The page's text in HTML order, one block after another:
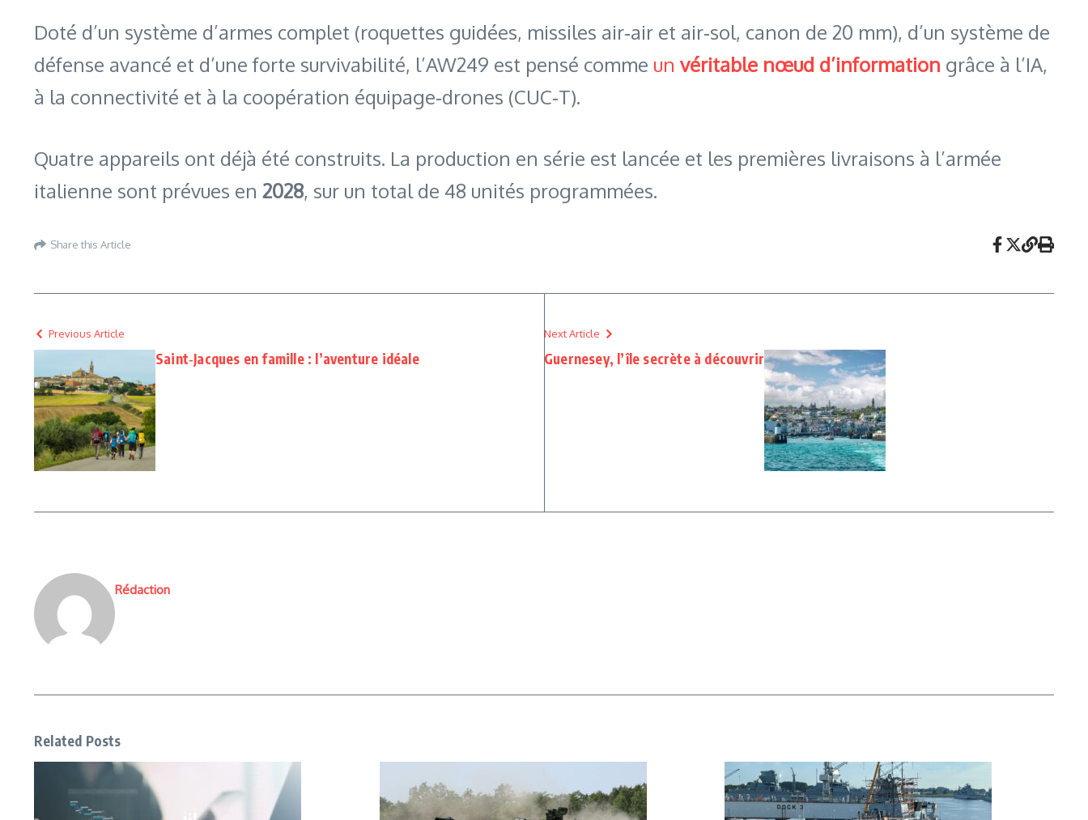
Doté d’un système d’armes complet (roquettes guidées, missiles air‑air et air‑sol, canon de 20 mm), d’un système de
défense avancé et d’une forte survivabilité, l’AW249 est pensé comme un véritable nœud d’information grâce à l’IA,
à la connectivité et à la coopération équipage‑drones (CUC‑T).
Quatre appareils ont déjà été construits. La production en série est lancée et les premières livraisons à l’armée
italienne sont prévues en 2028, sur un total de 48 unités programmées.
Share this Article
Previous Article
Saint‑Jacques en famille : l’aventure idéale
Next Article
Guernesey, l’île secrète à découvrir
Rédaction
Related Posts